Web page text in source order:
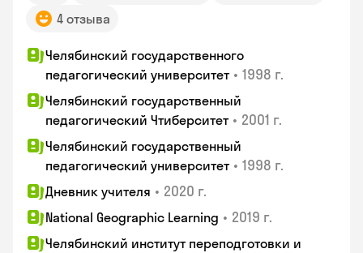
4 отзыва
Челябинский государственного
педагогический университет • 1998 г.
Челябинский государственный
педагогический Чтиберситет • 2001 г.
Челябинский государственный
педагогический университет • 1998 г.
Дневник учителя • 2020 г.
National Geographic Learning • 2019 г.
Челябинский институт переподготовки и